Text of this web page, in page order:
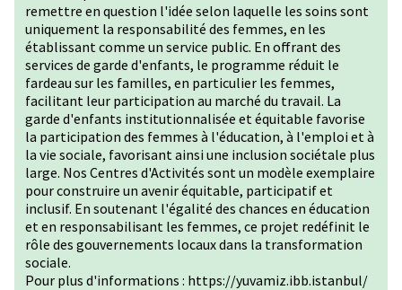
remettre en question l'idée selon laquelle les soins sont
uniquement la responsabilité des femmes, en les
établissant comme un service public. En offrant des
services de garde d'enfants, le programme réduit le
fardeau sur les familles, en particulier les femmes,
facilitant leur participation au marché du travail. La
garde d'enfants institutionnalisée et équitable favorise
la participation des femmes à l'éducation, à l'emploi et à
la vie sociale, favorisant ainsi une inclusion sociétale plus
large. Nos Centres d'Activités sont un modèle exemplaire
pour construire un avenir équitable, participatif et
inclusif. En soutenant l'égalité des chances en éducation
et en responsabilisant les femmes, ce projet redéfinit le
rôle des gouvernements locaux dans la transformation
sociale.
Pour plus d'informations : https://yuvamiz.ibb.istanbul/